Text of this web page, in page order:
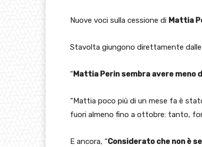
Nuove voci sulla cessione di Mattia
Stavolta giungono direttamente
“Mattia Perin sembra avere meno
“Mattia poco più di un mese fa è
fuori almeno fino a ottobre: tanto,
E ancora, “Considerato che non è